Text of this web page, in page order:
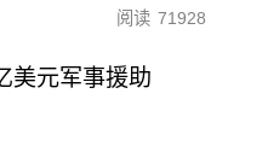
阅读 71928
美元军事援助